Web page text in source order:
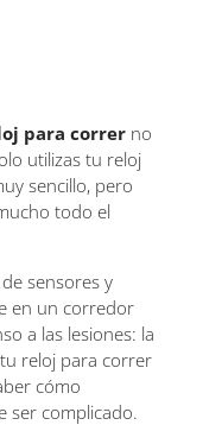
para correr no
utilizas tu reloj
sencillo, pero
todo el
sensores y
en un corredor
a las lesiones: la
reloj para correr
cómo
ser complicado.